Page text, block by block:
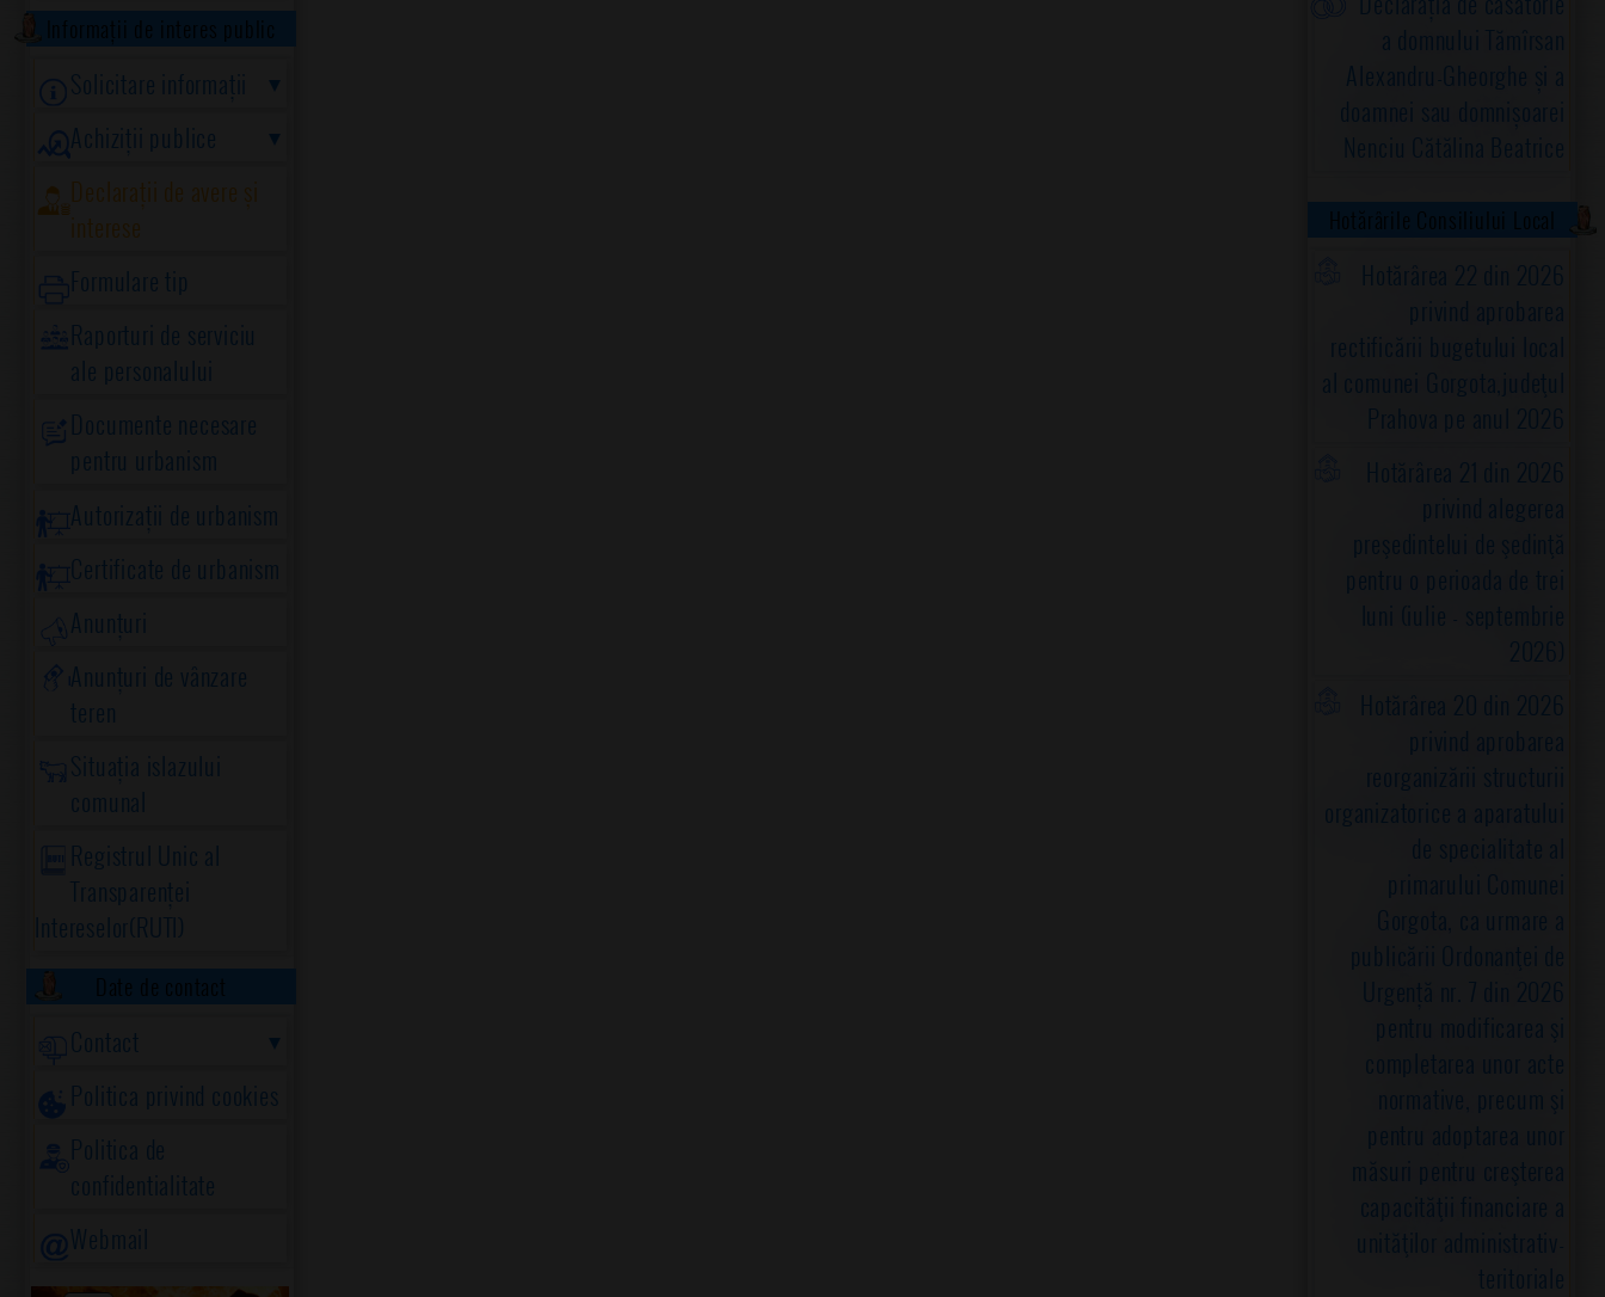
Informații de interes public
Solicitare informații
Achiziții publice
Declarații de avere și
interese
Formulare tip
Raporturi de serviciu
ale personalului
Documente necesare
pentru urbanism
Autorizații de urbanism
Certificate de urbanism
Anunțuri
Anunțuri de vânzare
teren
Situația islazului
comunal
Registrul Unic al
Transparenței
Intereselor(RUTI)
Date de contact
Contact
Politica privind cookies
Politica de
confidentialitate
Webmail
a domnului Tămîrsan
Alexandru-Gheorghe și a
doamnei sau domnișoarei
Nenciu Cătălina Beatrice
Hotărârile Consiliului Local
Hotărârea 22 din 2026
privind aprobarea
rectificării bugetului local
al comunei Gorgota,judeţul
Prahova pe anul 2026
Hotărârea 21 din 2026
privind alegerea
preşedintelui de şedinţă
pentru o perioada de trei
luni (iulie - septembrie
2026)
Hotărârea 20 din 2026
privind aprobarea
reorganizării structurii
organizatorice a aparatului
de specialitate al
primarului Comunei
Gorgota, ca urmare a
publicării Ordonanţei de
Urgență nr. 7 din 2026
pentru modificarea şi
completarea unor acte
normative, precum şi
pentru adoptarea unor
măsuri pentru creşterea
capacităţii financiare a
unităţilor administrativ-
teritoriale